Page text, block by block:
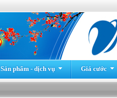
Sản phẩm - dịch vụ Giá cước